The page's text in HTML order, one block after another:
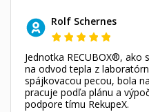
Rolf Schernes
Jednotka RECUBOX®,
na odvod tepla z
spájkovacou pecou, bola
pracuje podľa plánu a
podpore tímu RekupeX.